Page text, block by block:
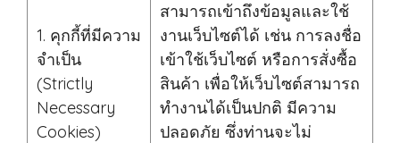
1. คุกกี้ที่มีความ
จำเป็น
(Strictly
Necessary
Cookies)
สามารถเข้าถึงข้อมูลและใช้
งานเว็บไซต์ได้ เช่น การลงชื่อ
เข้าใช้เว็บไซต์ หรือการสั่งซื้อ
สินค้า เพื่อให้เว็บไซต์สามารถ
ทำงานได้เป็นปกติ มีความ
ปลอดภัย ซึ่งท่านจะไม่